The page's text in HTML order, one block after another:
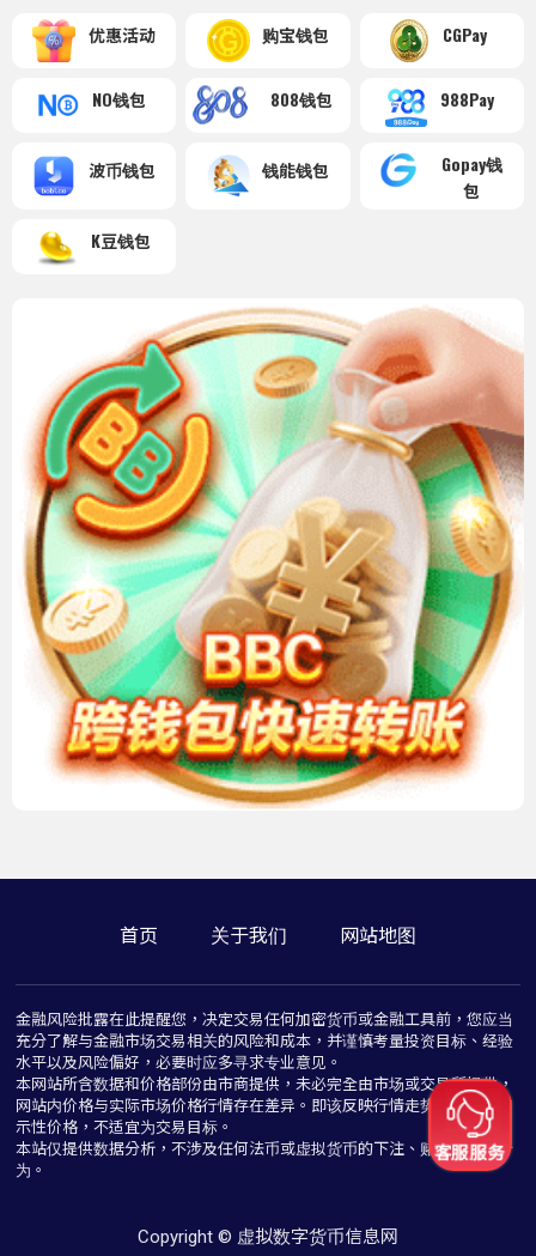
优惠活动 购宝钱包 CGPay
NO钱包 808钱包 988Pay
波币钱包 钱能钱包
Gopay钱
包
K豆钱包
首页 关于我们 网站地图
金融风险批露在此提醒您，决定交易任何加密货币或金融工具前，您应当
充分了解与金融市场交易相关的风险和成本，并谨慎考量投资目标、经验
水平以及风险偏好，必要时应多寻求专业意见。
本网站所含数据和价格部份由市商提供，未必完全由市场或交易所提供，
网站内价格与实际市场价格行情存在差异。即该反映行情走势价格仅为指
示性价格，不适宜为交易目标。
本站仅提供数据分析，不涉及任何法币或虚拟货币的下注、赌博与推介行
为。
Copyright © 虚拟数字货币信息网